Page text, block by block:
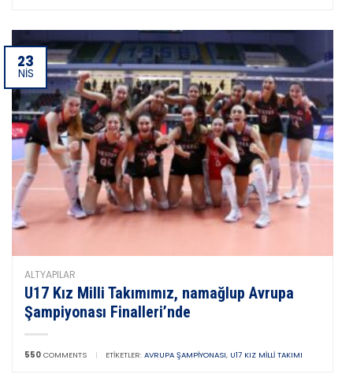
23
NIS
ALTYAPILAR
U17 Kız Milli Takımımız, namağlup Avrupa
Şampiyonası Finalleri’nde
550 COMMENTS | ETIKETLER: AVRUPA ŞAMPIYONASI, U17 KIZ MILLI TAKIMI